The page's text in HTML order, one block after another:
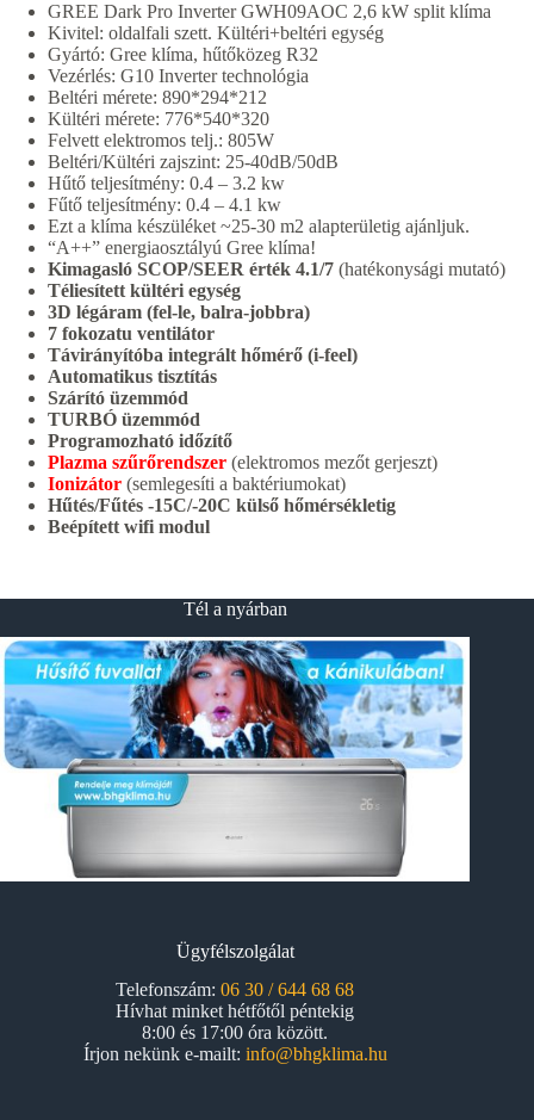
GREE Dark Pro Inverter GWH09AOC 2,6 kW split klíma
Kivitel: oldalfali szett. Kültéri+beltéri egység
Gyártó: Gree klíma, hűtőközeg R32
Vezérlés: G10 Inverter technológia
Beltéri mérete: 890*294*212
Kültéri mérete: 776*540*320
Felvett elektromos telj.: 805W
Beltéri/Kültéri zajszint: 25-40dB/50dB
Hűtő teljesítmény: 0.4 – 3.2 kw
Fűtő teljesítmény: 0.4 – 4.1 kw
Ezt a klíma készüléket ~25-30 m2 alapterületig ajánljuk.
“A++” energiaosztályú Gree klíma!
Kimagasló SCOP/SEER érték 4.1/7 (hatékonysági mutató)
Téliesített kültéri egység
3D légáram (fel-le, balra-jobbra)
7 fokozatu ventilátor
Távirányítóba integrált hőmérő (i-feel)
Automatikus tisztítás
Szárító üzemmód
TURBÓ üzemmód
Programozható időzítő
Plazma szűrőrendszer (elektromos mezőt gerjeszt)
Ionizátor (semlegesíti a baktériumokat)
Hűtés/Fűtés -15C/-20C külső hőmérsékletig
Beépített wifi modul
Tél a nyárban
Ügyfélszolgálat
Telefonszám:06 30 / 644 68 68
Hívhat minket hétfőtől péntekig
8:00 és 17:00 óra között.
Írjon nekünk e-mailt: info@bhgklima.hu